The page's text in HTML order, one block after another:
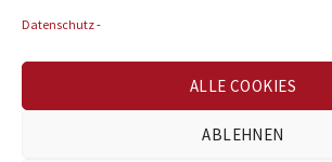
Datenschutz-
ALLE COOKIES
ABLEHNEN